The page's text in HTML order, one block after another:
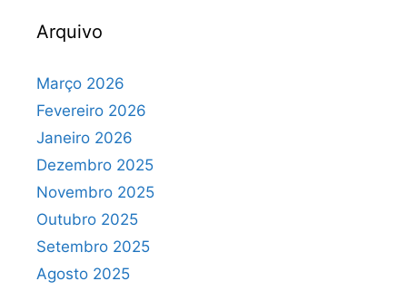
Arquivo
Março 2026
Fevereiro 2026
Janeiro 2026
Dezembro 2025
Novembro 2025
Outubro 2025
Setembro 2025
Agosto 2025